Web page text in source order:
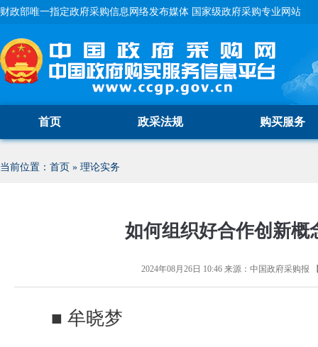
财政部唯一指定政府采购信息网络发布媒体 国家级政府采购专业网站
首页 政采法规 购买服务
当前位置： 首页 » 理论实务
如何组织好合作创新概
2024年08月26日 10:46来源： 中国政府采购报
■ 牟晓梦